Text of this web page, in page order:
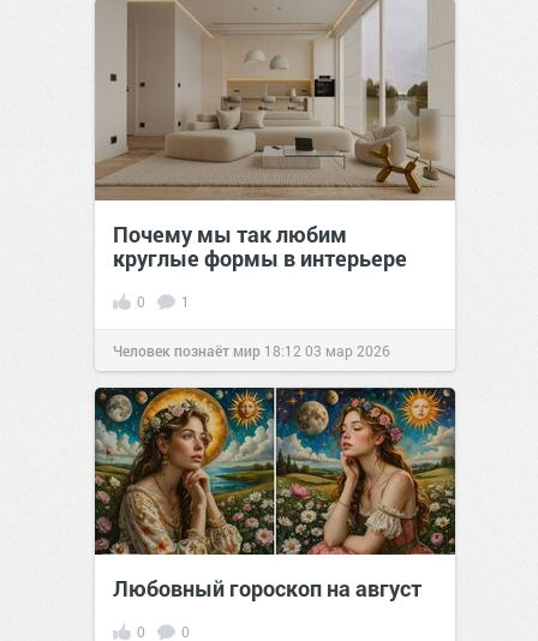
Почему мы так любим
круглые формы в интерьере
0 1
Человек познаёт мир 18:12 03 мар 2026
Любовный гороскоп на август
0 0